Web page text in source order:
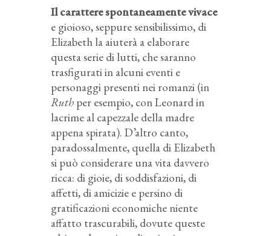
Il carattere spontaneamente vivace
e gioioso, seppure sensibilissimo, di
Elizabeth la aiuterà a elaborare
questa serie di lutti, che saranno
trasfigurati in alcuni eventi e
personaggi presenti nei romanzi (in
Ruth per esempio, con Leonard in
lacrime al capezzale della madre
appena spirata). D’altro canto,
paradossalmente, quella di Elizabeth
si può considerare una vita davvero
ricca: di gioie, di soddisfazioni, di
affetti, di amicizie e persino di
gratificazioni economiche niente
affatto trascurabili, dovute queste